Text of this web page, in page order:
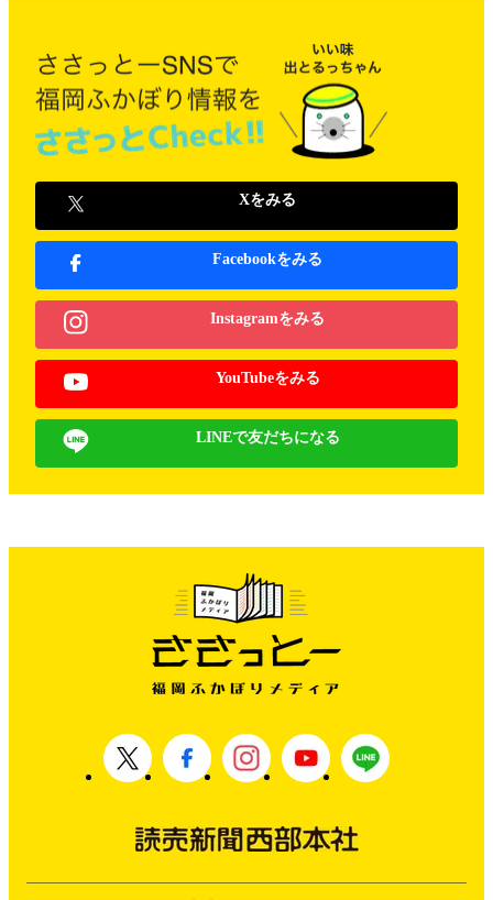
Xをみる
Facebookをみる
Instagramをみる
YouTubeをみる
LINEで友だちになる